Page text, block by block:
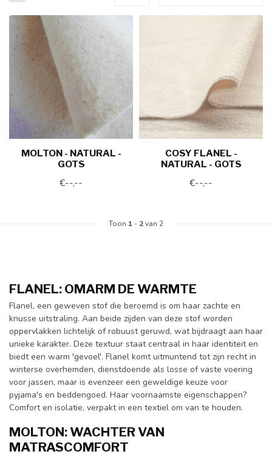
MOLTON - NATURAL -
GOTS
€--,--
COSY FLANEL -
NATURAL - GOTS
€--,--
Toon 1 - 2van 2
FLANEL: OMARM DE WARMTE
Flanel, een geweven stof die beroemd is om haar zachte en
knusse uitstraling. Aan beide zijden van deze stof worden
oppervlakken lichtelijk of robuust geruwd, wat bijdraagt aan haar
unieke karakter. Deze textuur staat centraal in haar identiteit en
biedt een warm 'gevoel'. Flanel komt uitmuntend tot zijn recht in
winterse overhemden, dienstdoende als losse of vaste voering
voor jassen, maar is evenzeer een geweldige keuze voor
pyjama's en beddengoed. Haar voornaamste eigenschappen?
Comfort en isolatie, verpakt in een textiel om van te houden.
MOLTON: WACHTER VAN
MATRASCOMFORT